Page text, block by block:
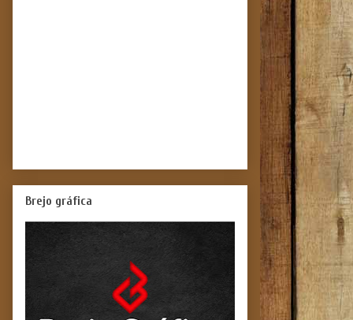
Brejo gráfica